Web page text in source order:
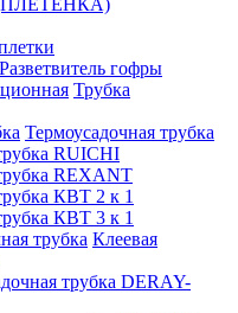
(ПЛЕТЕНКА)
Разветвитель гофры
Трубка
Термоусадочная трубка
RUICHI
REXANT
КВТ 2 к 1
КВТ 3 к 1
Клеевая
трубка DERAY-